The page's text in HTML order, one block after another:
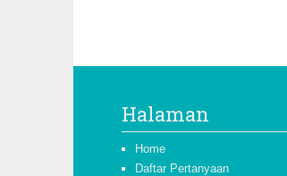
Halaman
Home
Daftar Pertanyaan